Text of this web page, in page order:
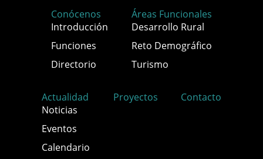
Conócenos
Introducción
Funciones
Directorio
Áreas Funcionales
Desarrollo Rural
Reto Demográfico
Turismo
Actualidad
Noticias
Eventos
Calendario
Proyectos Contacto